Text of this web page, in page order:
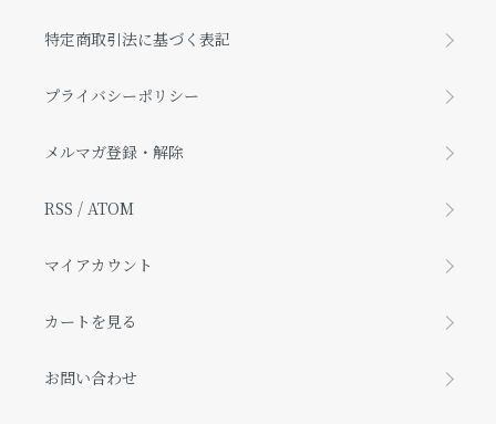
特定商取引法に基づく表記
プライバシーポリシー
メルマガ登録・解除
RSS / ATOM
マイアカウント
カートを見る
お問い合わせ